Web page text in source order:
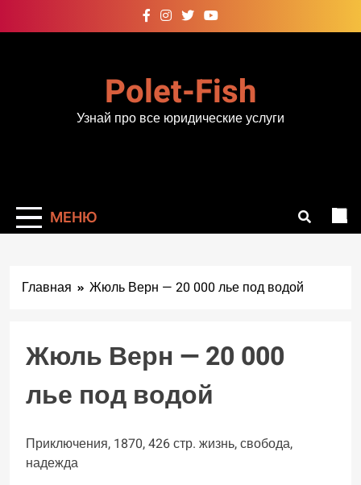
к
Polet-Fish
Узнай про все юридические услуги
МЕНЮ
Главная Жюль Верн — 20 000 лье под водой
Жюль Верн — 20 000
лье под водой
Приключения, 1870, 426 стр. жизнь, свобода,
надежда